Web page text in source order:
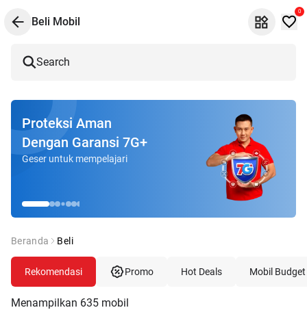
Beli Mobil
0
Search
Proteksi Aman
Dengan Garansi 7G+
Geser untuk mempelajari
Beranda Beli
Rekomendasi Promo Hot Deals Mobil Budget
Menampilkan 635 mobil